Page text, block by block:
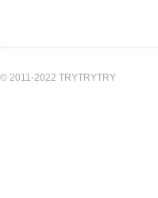
© 2011-2022 TRYTRYTRY